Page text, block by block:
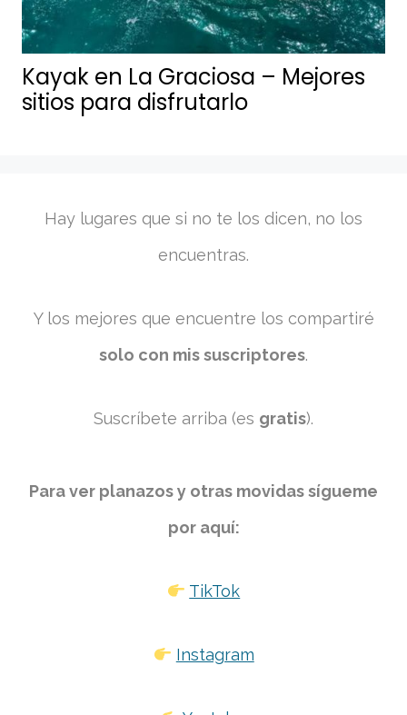
Kayak en La Graciosa – Mejores
sitios para disfrutarlo
Hay lugares que si no te los dicen, no los
encuentras.
Y los mejores que encuentre los compartiré
solo con mis suscriptores.
Suscríbete arriba (es gratis).
Para ver planazos y otras movidas sígueme
por aquí:
TikTok
Instagram